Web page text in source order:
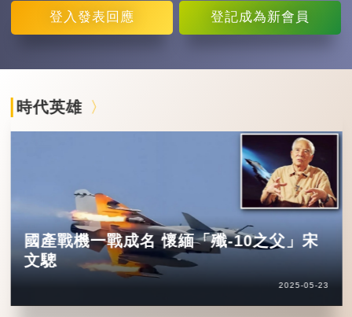
登入 發表回應 登記成為新會員
時代英雄
國產戰機一戰成名 懷緬「殲-10之父」宋
文驄
2025-05-23